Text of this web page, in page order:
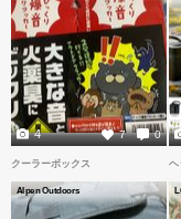
7 0
4
クーラーボックス
Alpen Outdoors
ヘ